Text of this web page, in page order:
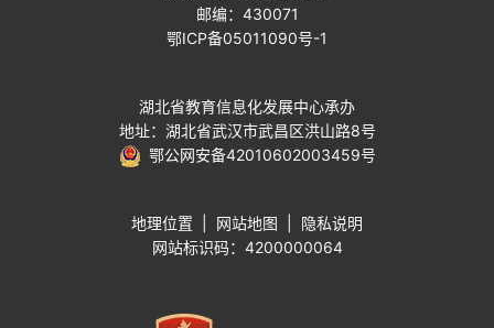
邮编：430071
鄂ICP备05011090号-1
湖北省教育信息化发展中心承办
地址：湖北省武汉市武昌区洪山路8号
鄂公网安备42010602003459号
地理位置 网站地图
隐私说明
网站标识码：4200000064